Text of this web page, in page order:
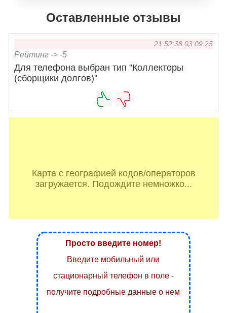
Оставленные отзывы
21:52:38 03.09.25
Рейтинг -> -5
Для телефона выбран тип "Коллекторы
(сборщики долгов)"
Карта с географией кодов/операторов
загружается. Подождите немножко...
Просто введите номер!
Введите мобильный или
стационарный телефон в поле -
получите подробные данные о нем